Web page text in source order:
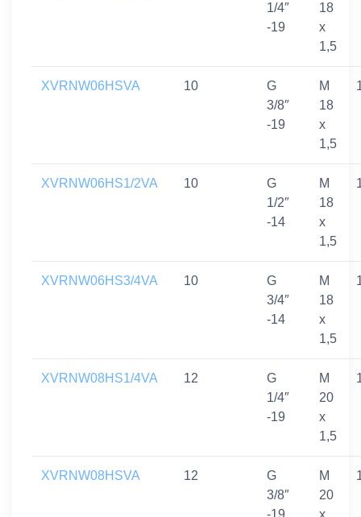
1/4″
-19
18
x
1,5
XVRNW06HSVA 10
G
3/8″
-19
M
18
x
1,5
XVRNW06HS1/2VA 10
G
1/2″
-14
M
18
x
1,5
XVRNW06HS3/4VA 10
G
3/4″
-14
M
18
x
1,5
XVRNW08HS1/4VA 12
G
1/4″
-19
M
20
x
1,5
XVRNW08HSVA 12
G
3/8″
M
20